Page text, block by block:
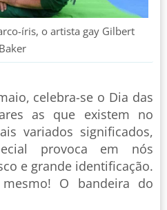
íris, o artista gay Gilbert
Baker
celebra-se o Dia das
as que existem no
variados significados,
provoca em nós
e grande identificação.
O bandeira do